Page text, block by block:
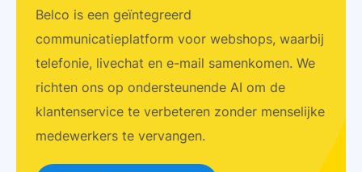
Belco is een geïntegreerd
communicatieplatform voor webshops, waarbij
telefonie, livechat en e-mail samenkomen. We
richten ons op ondersteunende AI om de
klantenservice te verbeteren zonder menselijke
medewerkers te vervangen.